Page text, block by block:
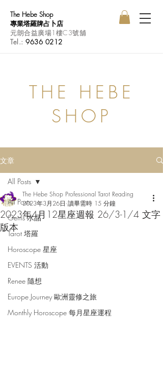
The Hebe Shop
專業塔羅牌占卜店
元朗合益廣場1樓C3號舖
Tel.:9636 0212
THE HEBE
SHOP
文章
All Posts
Gems 水晶
Tarot 塔羅
Horoscope 星座
EVENTS 活動
Renee 隨想
Europe Journey 歐洲靈修之旅
Monthly Horoscope 每月星座運程
All Posts
2023年4月12星座週報 26/3-1/4 文字
版本
The Hebe Shop Professional Tarot Reading
2023年3月26日 讀畢需時 15 分鐘